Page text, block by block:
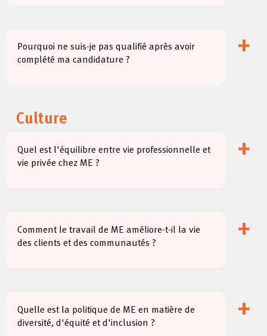
Pourquoi ne suis-je pas qualifié après avoir
complété ma candidature ?
+
Culture
Quel est l'équilibre entre vie professionnelle et
vie privée chez ME ?
+
Comment le travail de ME améliore-t-il la vie
des clients et des communautés ?
+
Quelle est la politique de ME en matière de
diversité, d'équité et d'inclusion ?
+